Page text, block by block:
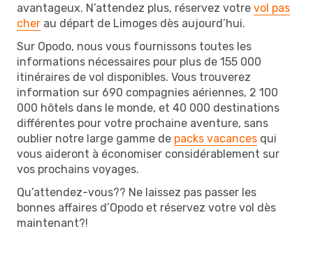
avantageux. N’attendez plus, réservez votre vol pas
cher au départ de Limoges dès aujourd’hui.
Sur Opodo, nous vous fournissons toutes les
informations nécessaires pour plus de 155 000
itinéraires de vol disponibles. Vous trouverez
information sur 690 compagnies aériennes, 2 100
000 hôtels dans le monde, et 40 000 destinations
différentes pour votre prochaine aventure, sans
oublier notre large gamme de packs vacances qui
vous aideront à économiser considérablement sur
vos prochains voyages.
Qu’attendez-vous?? Ne laissez pas passer les
bonnes affaires d’Opodo et réservez votre vol dès
maintenant?!